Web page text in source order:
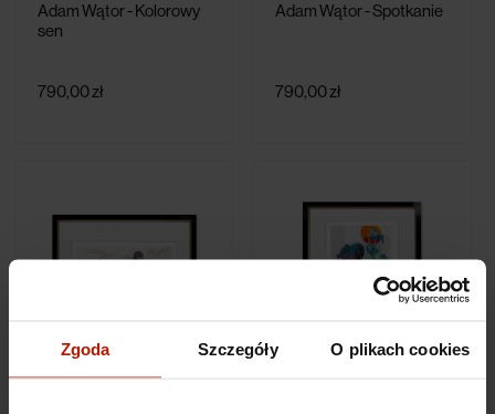
Zgoda Szczegóły O plikach cookies
Adam Wątor - Kolorowy
sen
790,00 zł
Adam Wątor - Spotkanie
790,00 zł
Adam Wątor - Sen o